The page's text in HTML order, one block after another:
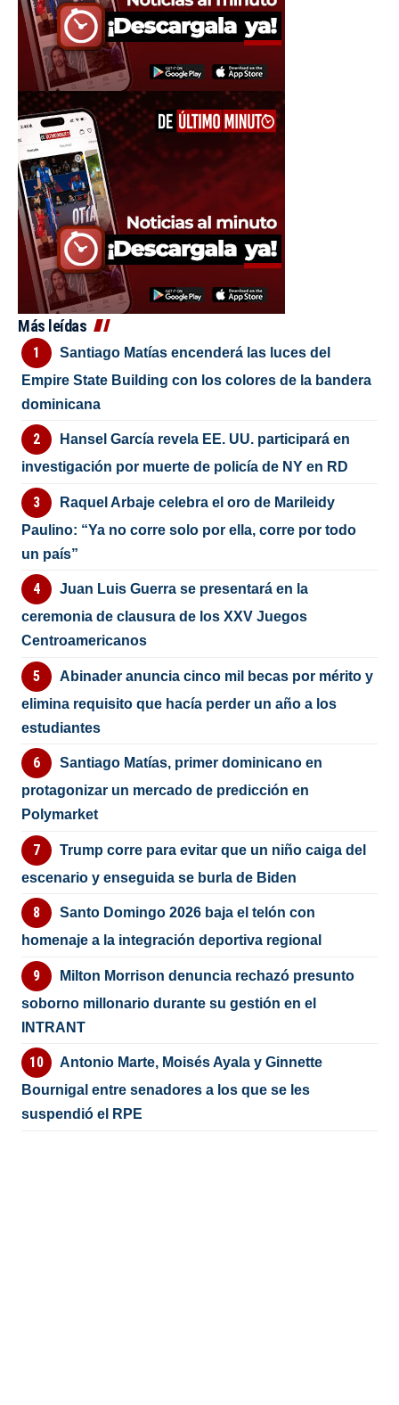
Más leídas
Santiago Matías encenderá las luces del
Empire State Building con los colores de la bandera
dominicana
Hansel García revela EE. UU. participará en
investigación por muerte de policía de NY en RD
Raquel Arbaje celebra el oro de Marileidy
Paulino: “Ya no corre solo por ella, corre por todo
un país”
Juan Luis Guerra se presentará en la
ceremonia de clausura de los XXV Juegos
Centroamericanos
Abinader anuncia cinco mil becas por mérito y
elimina requisito que hacía perder un año a los
estudiantes
Santiago Matías, primer dominicano en
protagonizar un mercado de predicción en
Polymarket
Trump corre para evitar que un niño caiga del
escenario y enseguida se burla de Biden
Santo Domingo 2026 baja el telón con
homenaje a la integración deportiva regional
Milton Morrison denuncia rechazó presunto
soborno millonario durante su gestión en el
INTRANT
Antonio Marte, Moisés Ayala y Ginnette
Bournigal entre senadores a los que se les
suspendió el RPE